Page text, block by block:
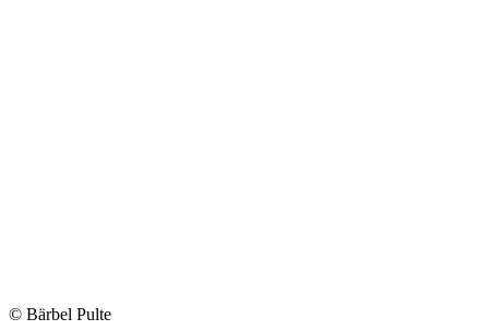
© Bärbel Pulte